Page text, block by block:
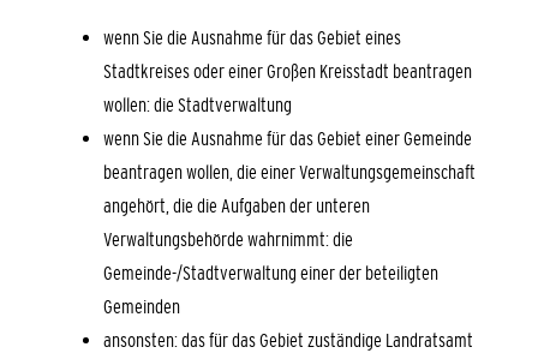
wenn Sie die Ausnahme für das Gebiet eines
Stadtkreises oder einer Großen Kreisstadt beantragen
wollen: die Stadtverwaltung
wenn Sie die Ausnahme für das Gebiet einer Gemeinde
beantragen wollen, die einer Verwaltungsgemeinschaft
angehört, die die Aufgaben der unteren
Verwaltungsbehörde wahrnimmt: die
Gemeinde-/Stadtverwaltung einer der beteiligten
Gemeinden
ansonsten: das für das Gebiet zuständige Landratsamt